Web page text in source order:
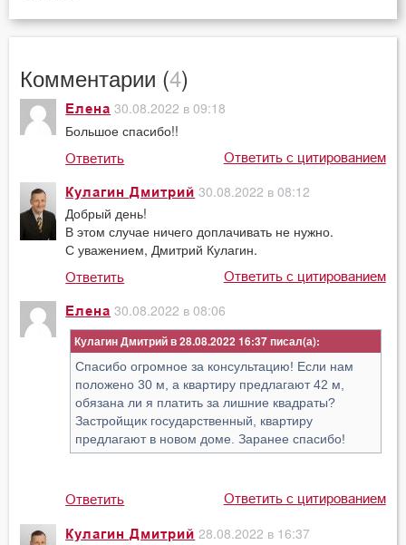
Комментарии (4)
Елена 30.08.2022 в 09:18
Большое спасибо!!
Ответить Ответить с цитированием
Кулагин Дмитрий 30.08.2022 в 08:12
Добрый день!
В этом случае ничего доплачивать не нужно.
С уважением, Дмитрий Кулагин.
Ответить Ответить с цитированием
Елена 30.08.2022 в 08:06
Кулагин Дмитрий в 28.08.2022 16:37
Спасибо огромное за консультацию! Если нам
положено 30 м, а квартиру предлагают 42 м,
обязана ли я платить за лишние квадраты?
Застройщик государственный, квартиру
предлагают в новом доме. Заранее спасибо!
Ответить Ответить с цитированием
Кулагин Дмитрий 28.08.2022 в 16:37